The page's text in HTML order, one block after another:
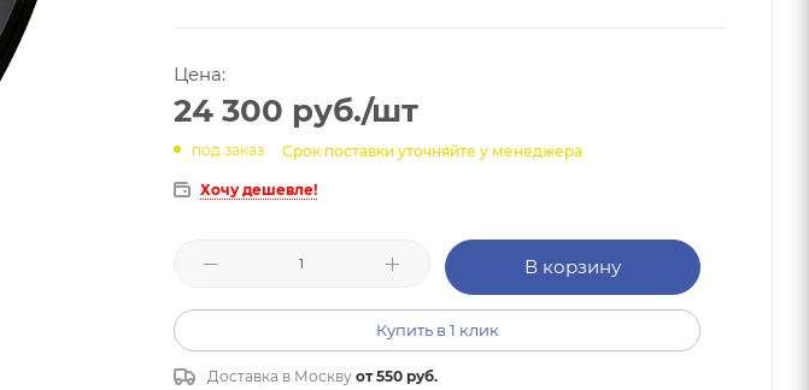
Цена:
24 300 руб./шт
под заказ Срок поставки уточняйте у менеджера
Хочу дешевле!
В корзину
Купить в 1 клик
Доставка в Москву от 550 руб.